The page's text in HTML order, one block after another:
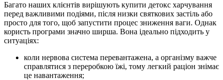
Багато наших клієнтів вирішують купити детокс харчування
перед важливими подіями, після низки святкових застіль або
просто для того, щоб запустити процес зниження ваги. Однак
користь програми значно ширша. Вона ідеально підходить у
ситуаціях:
коли нервова система перевантажена, а організму важче
справлятися з переробкою їжі, тому легкий раціон знімає
це навантаження;